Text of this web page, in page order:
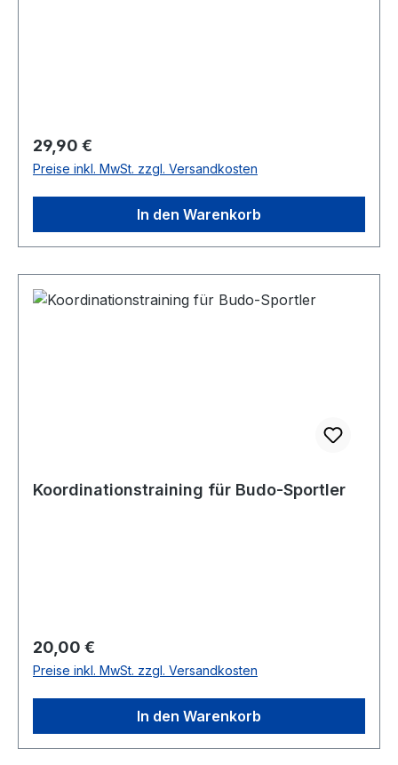
Regulärer Preis:
29,90 €
Preise inkl. MwSt. zzgl. Versandkosten
In den Warenkorb
Koordinationstraining für Budo-Sportler
Regulärer Preis:
20,00 €
Preise inkl. MwSt. zzgl. Versandkosten
In den Warenkorb